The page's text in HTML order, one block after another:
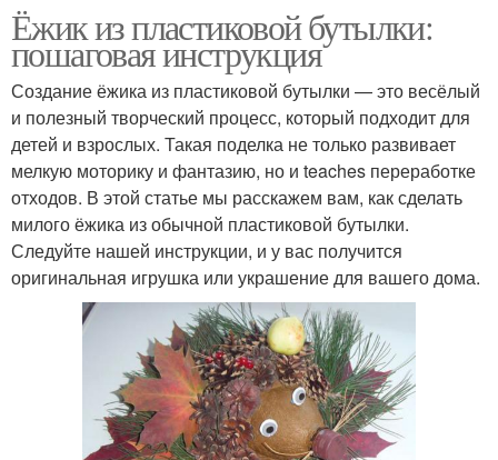
Ёжик из пластиковой бутылки:
пошаговая инструкция
Создание ёжика из пластиковой бутылки — это весёлый
и полезный творческий процесс, который подходит для
детей и взрослых. Такая поделка не только развивает
мелкую моторику и фантазию, но и teaches переработке
отходов. В этой статье мы расскажем вам, как сделать
милого ёжика из обычной пластиковой бутылки.
Следуйте нашей инструкции, и у вас получится
оригинальная игрушка или украшение для вашего дома.